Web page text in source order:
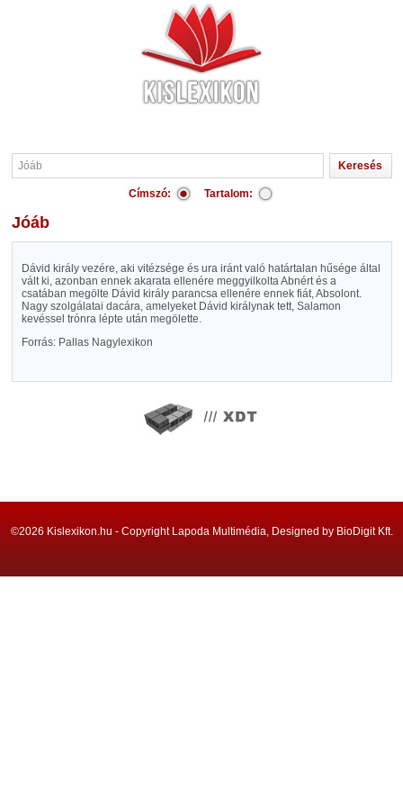
Címszó: Tartalom:
Jóáb
Dávid király vezére, aki vitézsége és ura iránt való határtalan hűsége által
vált ki, azonban ennek akarata ellenére meggyilkolta Abnért és a
csatában megölte Dávid király parancsa ellenére ennek fiát, Absolont.
Nagy szolgálatai dacára, amelyeket Dávid királynak tett, Salamon
kevéssel trónra lépte után megölette.
Forrás: Pallas Nagylexikon
©2026 Kislexikon.hu - Copyright Lapoda Multimédia, Designed by BioDigit Kft.